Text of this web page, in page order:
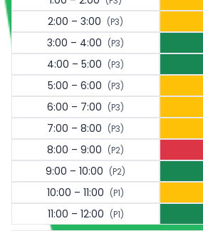
2:00 – 3:00 (P3)
3:00 – 4:00 (P3)
4:00 – 5:00 (P3)
5:00 – 6:00 (P3)
6:00 – 7:00 (P3)
7:00 – 8:00 (P3)
8:00 – 9:00 (P2)
9:00 – 10:00 (P2)
10:00 – 11:00 (P1)
11:00 – 12:00 (P1)